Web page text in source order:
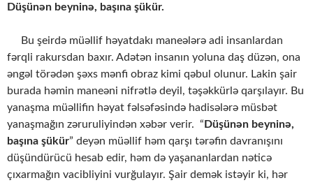
Düşünən beyninə, başına şükür.
Bu şeirdə müəllif həyatdakı maneələrə adi insanlardan
fərqli rakursdan baxır. Adətən insanın yoluna daş düzən, ona
əngəl törədən şəxs mənfi obraz kimi qəbul olunur. Lakin şair
burada həmin maneəni nifrətlə deyil, təşəkkürlə qarşılayır. Bu
yanaşma müəllifin həyat fəlsəfəsində hadisələrə müsbət
yanaşmağın zəruruliyindən xəbər verir. “ Düşünən beyninə,
başına şükür” deyən müəllif həm qarşı tərəfin davranışını
düşündürücü hesab edir, həm də yaşananlardan nəticə
çıxarmağın vacibliyini vurğulayır. Şair demək istəyir ki, hər